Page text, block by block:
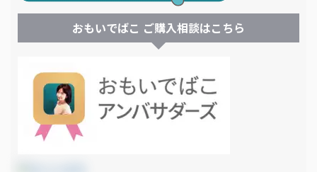
おもいでばこ ご購入相談はこちら